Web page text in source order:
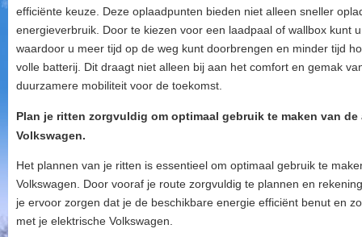
efficiënte keuze. Deze oplaadpunten bieden niet alleen sneller
energieverbruik. Door te kiezen voor een laadpaal of wallbox kunt
waardoor u meer tijd op de weg kunt doorbrengen en minder tijd
volle batterij. Dit draagt niet alleen bij aan het comfort en gemak
duurzamere mobiliteit voor de toekomst.
Plan je ritten zorgvuldig om optimaal gebruik te maken van
Volkswagen.
Het plannen van je ritten is essentieel om optimaal gebruik te
Volkswagen. Door vooraf je route zorgvuldig te plannen en
je ervoor zorgen dat je de beschikbare energie efficiënt benut en
met je elektrische Volkswagen.